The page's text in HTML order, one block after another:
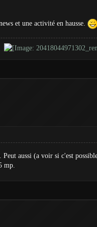
et une activité en hausse.
aussi (a voir si c'est
mp.